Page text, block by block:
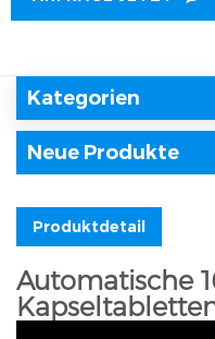
Kategorien
Neue Produkte
Produktdetail
Automatische